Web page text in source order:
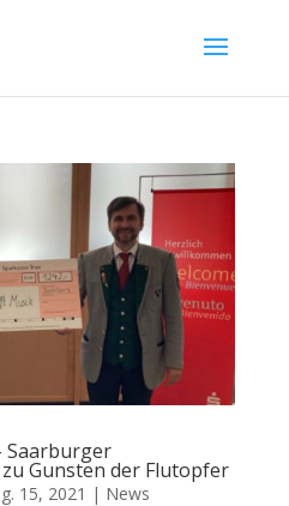
Saarburger
Gunsten der Flutopfer
15, 2021 | News